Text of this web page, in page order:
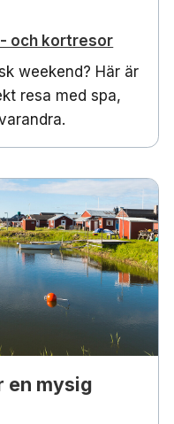
och kortresor
weekend? Här är
resa med spa,
en mysig